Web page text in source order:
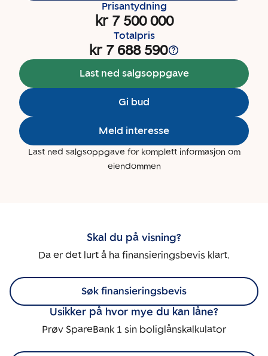
Prisantydning
kr 7 500 000
Totalpris
kr 7 688 590
Last ned salgsoppgave
Gi bud
Meld interesse
Last ned salgsoppgave for komplett informasjon om
eiendommen
Skal du på visning?
Da er det lurt å ha finansieringsbevis klart.
Søk finansieringsbevis
Usikker på hvor mye du kan låne?
Prøv SpareBank 1 sin boliglånskalkulator